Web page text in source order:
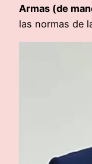
Armas (de
las normas de